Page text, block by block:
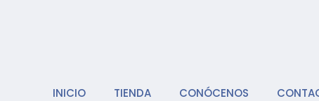
INICIO TIENDA CONÓCENOS